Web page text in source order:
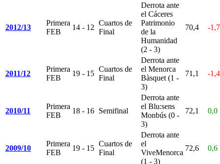
2012/13
Primera
FEB
14 - 12
Cuartos de
Final
Derrota ante
el Cáceres
Patrimonio
de la
Humanidad
(2 - 3)
70,4 -1,7
2011/12
Primera
FEB
19 - 15
Cuartos de
Final
Derrota ante
el Menorca
Bàsquet (1 -
3)
71,1 -1,4
2010/11
Primera
FEB
18 - 16 Semifinal
Derrota ante
el Blu:sens
Monbús (0 -
3)
72,1 0,0
2009/10
Primera
FEB
19 - 15
Cuartos de
Final
Derrota ante
el
ViveMenorca
(1 - 3)
72,6 0,6